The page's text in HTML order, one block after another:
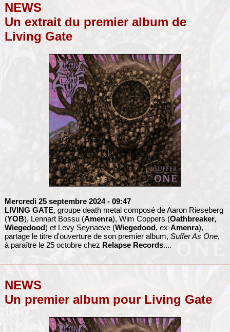
NEWS
Un extrait du premier album de
Living Gate
Mercredi 25 septembre 2024 - 09:47
LIVING GATE, groupe death metal composé de Aaron Rieseberg
(YOB), Lennart Bossu (Amenra), Wim Coppers (Oathbreaker,
Wiegedood) et Levy Seynaeve (Wiegedood, ex-Amenra),
partage le titre d'ouverture de son premier album, Suffer As One,
à paraître le 25 octobre chez Relapse Records....
NEWS
Un premier album pour Living Gate